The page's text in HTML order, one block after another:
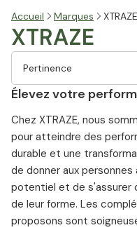
Accueil Marques XTRAZE
XTRAZE
Élevez votre
Chez XTRAZE, nous
pour atteindre des
durable et une
de donner aux
potentiel et de s'assurer
de leur forme. Les
proposons sont